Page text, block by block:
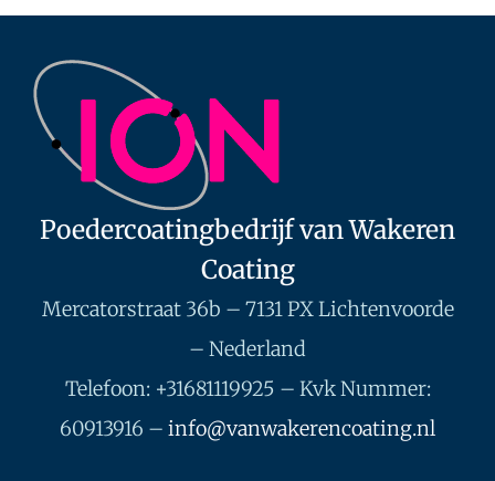
Poedercoatingbedrijf van Wakeren
Coating
Mercatorstraat 36b – 7131 PX Lichtenvoorde
– Nederland
Telefoon: +31681119925 – Kvk Nummer:
60913916 – info@vanwakerencoating.nl